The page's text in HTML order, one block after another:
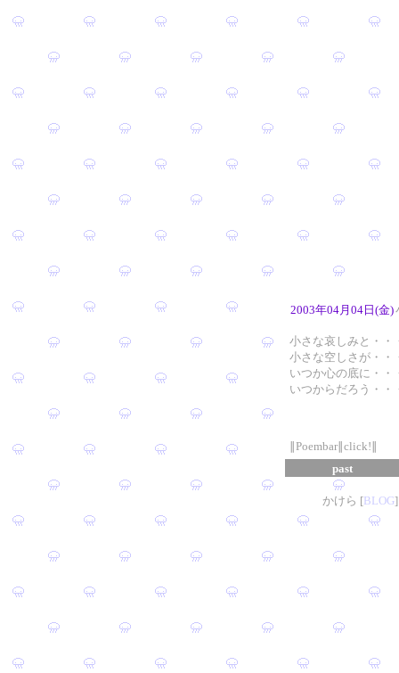
2003年04月04日(金)
小さな哀しみと・・
小さな空しさが・・
いつか心の底に・・
いつからだろう・・
∥Poembar∥click!∥
past
かけら [BLOG